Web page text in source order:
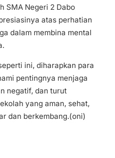
SMA Negeri 2 Dabo
atas perhatian
dalam membina mental
ini, diharapkan para
pentingnya menjaga
negatif, dan turut
yang aman, sehat,
dan berkembang.(oni)